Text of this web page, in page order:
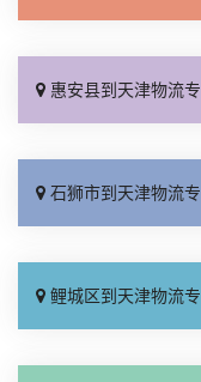
惠安县到天津物流专线_运价查询「直通专线」
石狮市到天津物流专线_多少一方「专线快运」
鲤城区到天津物流专线_专线直达「急你所需」